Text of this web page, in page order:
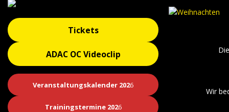
Wir
Tickets
ADAC OC Videoclip
Veranstaltungskalender 2026
Trainingstermine 2026